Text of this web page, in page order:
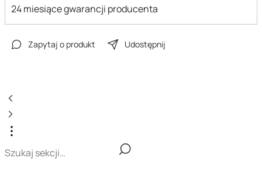
24 miesiące gwarancji producenta
Zapytaj o produkt Udostępnij